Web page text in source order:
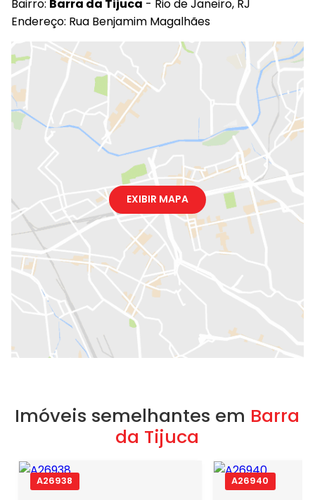
Bairro: Barra da Tijuca - Rio de Janeiro, RJ
Endereço: Rua Benjamim Magalhães
EXIBIR MAPA
Imóveis semelhantes em Barra
da Tijuca
A26938 A26940